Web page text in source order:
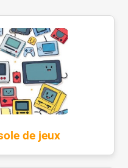
de jeux